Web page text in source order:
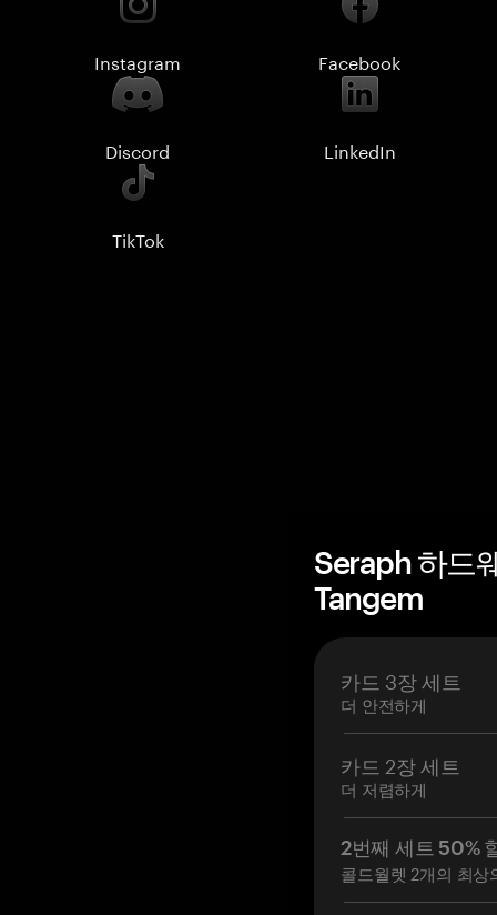
Instagram Facebook
Discord LinkedIn
TikTok
Seraph 하드
Tangem
카드 3장 세트
더 안전하게
카드 2장 세트
더 저렴하게
2번째 세트 50%
콜드월렛 2개의 최상